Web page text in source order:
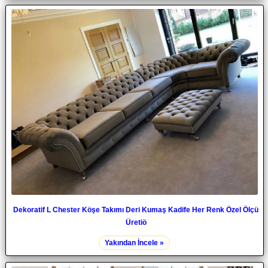
Dekoratif L Chester Köşe Takımı Deri Kumaş Kadife Her Renk Özel Ölçü
Üretiö
Yakından İncele »